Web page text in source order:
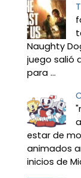
Naughty
juego salió
para ...
estar de
animados
inicios de